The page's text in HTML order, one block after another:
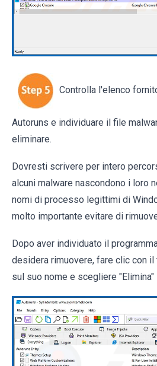
Controlla l'elenco
Autoruns e individuare il file
eliminare.
Dovresti scrivere per intero
alcuni malware nascondono i loro
nomi di processo legittimi di
molto importante evitare di
Dopo aver individuato il
desidera rimuovere, fare clic con
sul suo nome e scegliere "Elimina"